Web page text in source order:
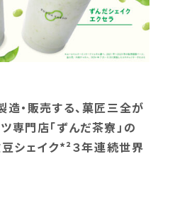
造・販売する、菓匠三全が
専門店「ずんだ茶寮」の
豆シェイク*²３年連続世界